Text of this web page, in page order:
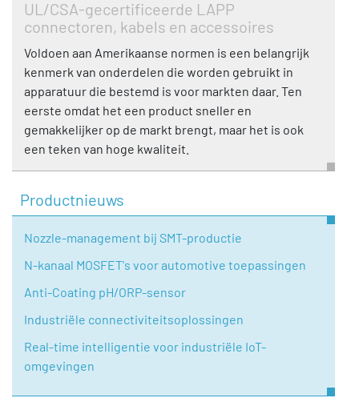
UL/CSA-gecertificeerde LAPP
connectoren, kabels en accessoires
Voldoen aan Amerikaanse normen is een belangrijk
kenmerk van onderdelen die worden gebruikt in
apparatuur die bestemd is voor markten daar. Ten
eerste omdat het een product sneller en
gemakkelijker op de markt brengt, maar het is ook
een teken van hoge kwaliteit.
Productnieuws
Nozzle-management bij SMT-productie
N-kanaal MOSFET's voor automotive toepassingen
Anti-Coating pH/ORP-sensor
Industriële connectiviteitsoplossingen
Real-time intelligentie voor industriële IoT-
omgevingen